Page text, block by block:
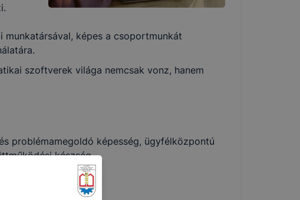
képes a csoportmunkát
szoftverek világa nemcsak vonz, hanem
problémamegoldó képesség, ügyfélközpontú
készség.